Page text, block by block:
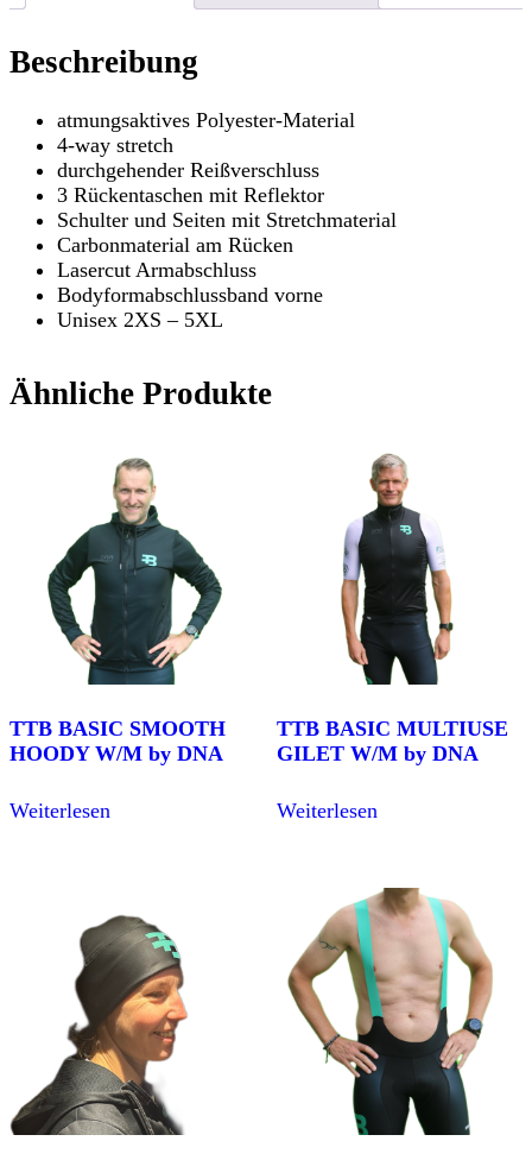
Beschreibung
atmungsaktives Polyester-Material
4-way stretch
durchgehender Reißverschluss
3 Rückentaschen mit Reflektor
Schulter und Seiten mit Stretchmaterial
Carbonmaterial am Rücken
Lasercut Armabschluss
Bodyformabschlussband vorne
Unisex 2XS – 5XL
Ähnliche Produkte
TTB BASIC SMOOTH
HOODY W/M by DNA
Weiterlesen
TTB BASIC MULTIUSE
GILET W/M by DNA
Weiterlesen